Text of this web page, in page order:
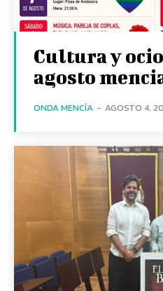
Cultura y
agosto
ONDA MENCÍA - AGOSTO 4,